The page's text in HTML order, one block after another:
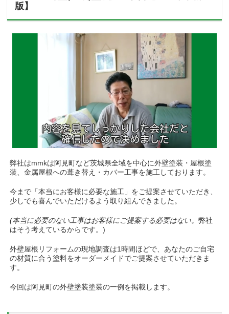
版】
弊社はmmkは阿見町など茨城県全域を中心に外壁塗装・屋根塗
装、金属屋根への葺き替え・カバー工事を施工しております。
今まで「本当にお客様に必要な施工」をご提案させていただき、
少しでも喜んでいただけるよう取り組んできました。
(本当に必要のない工事はお客様にご提案する必要はない。弊社
はそう考えているからです。)
外壁屋根リフォームの現地調査は1時間ほどで、あなたのご自宅
の材質に合う塗料をオーダーメイドでご提案させていただきま
す。
今回は阿見町の外壁塗装塗装の一例を掲載します。